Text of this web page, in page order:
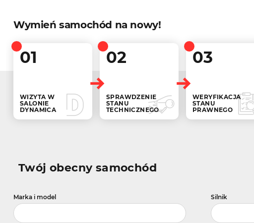
Wymień samochód na nowy!
01
WIZYTA W
SALONIE
DYNAMICA
02
SPRAWDZENIE
STANU
TECHNICZNEGO
03
WERYFIKACJA
STANU
PRAWNEGO
Twój obecny samochód
Marka i model Silnik